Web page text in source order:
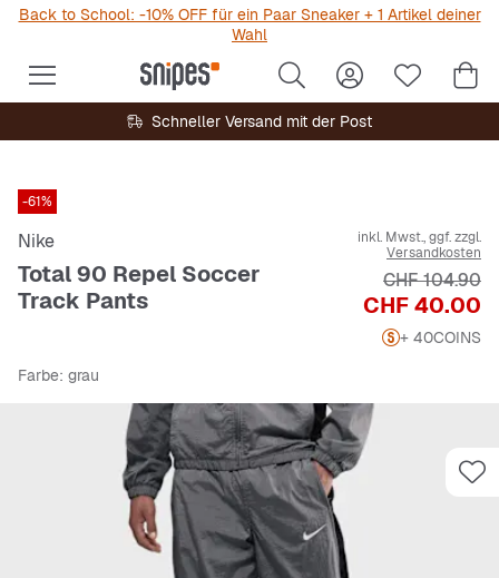
Back to School: -10% OFF für ein Paar Sneaker + 1 Artikel deiner
Wahl
Schneller Versand mit der Post
-61%
Nike
Total 90 Repel Soccer
Track Pants
inkl. Mwst., ggf. zzgl.
Versandkosten
Preis
CHF 40.00
Originalpreis
CHF 104.90
+ 40COINS
Farbe: grau